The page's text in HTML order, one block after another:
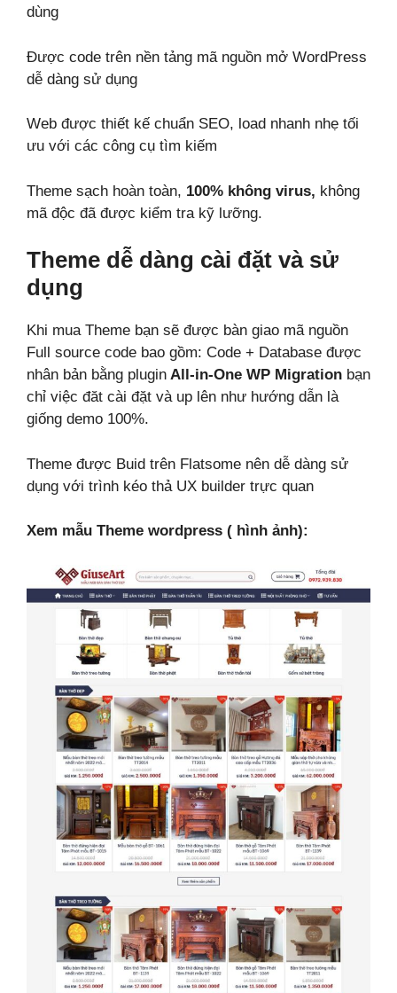
dùng
Được code trên nền tảng mã nguồn mở WordPress
dễ dàng sử dụng
Web được thiết kế chuẩn SEO, load nhanh nhẹ tối
ưu với các công cụ tìm kiếm
Theme sạch hoàn toàn, 100% không virus, không
mã độc đã được kiểm tra kỹ lưỡng.
Theme dễ dàng cài đặt và sử
dụng
Khi mua Theme bạn sẽ được bàn giao mã nguồn
Full source code bao gồm: Code + Database được
nhân bản bằng plugin All-in-One WP Migration bạn
chỉ việc đăt cài đặt và up lên như hướng dẫn là
giống demo 100%.
Theme được Buid trên Flatsome nên dễ dàng sử
dụng với trình kéo thả UX builder trực quan
Xem mẫu Theme wordpress ( hình ảnh):